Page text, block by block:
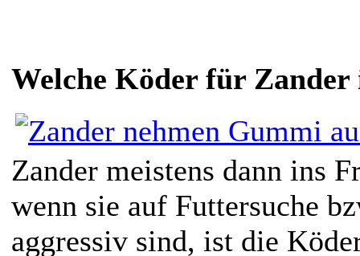
Welche Köder für Zander
Zander meistens dann ins
wenn sie auf Futtersuche
aggressiv sind, ist die